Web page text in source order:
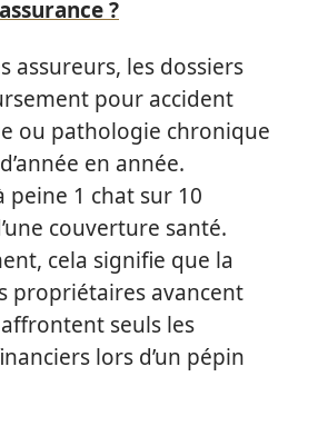
?
assureurs, les dossiers
pour accident
ou pathologie chronique
en année.
peine 1 chat sur 10
couverture santé.
cela signifie que la
propriétaires avancent
seuls les
lors d’un pépin